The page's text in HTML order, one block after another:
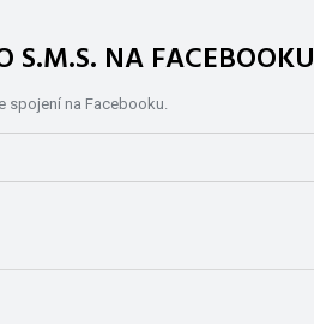
S.M.S. NA FACEBOOKU
spojení na Facebooku.